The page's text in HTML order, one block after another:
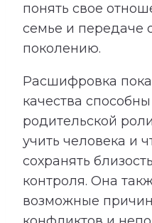
понять свое
семье и
поколению.
Расшифровка
качества
родительской
учить человека и
сохранять
контроля. Она
возможные